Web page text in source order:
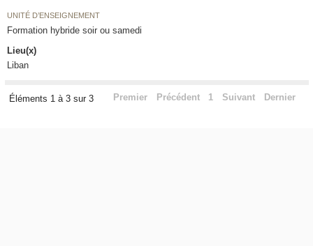
UNITÉ D’ENSEIGNEMENT
Formation hybride soir ou samedi
Lieu(x)
Liban
Éléments 1 à 3 sur 3 Premier Précédent 1 Suivant Dernier